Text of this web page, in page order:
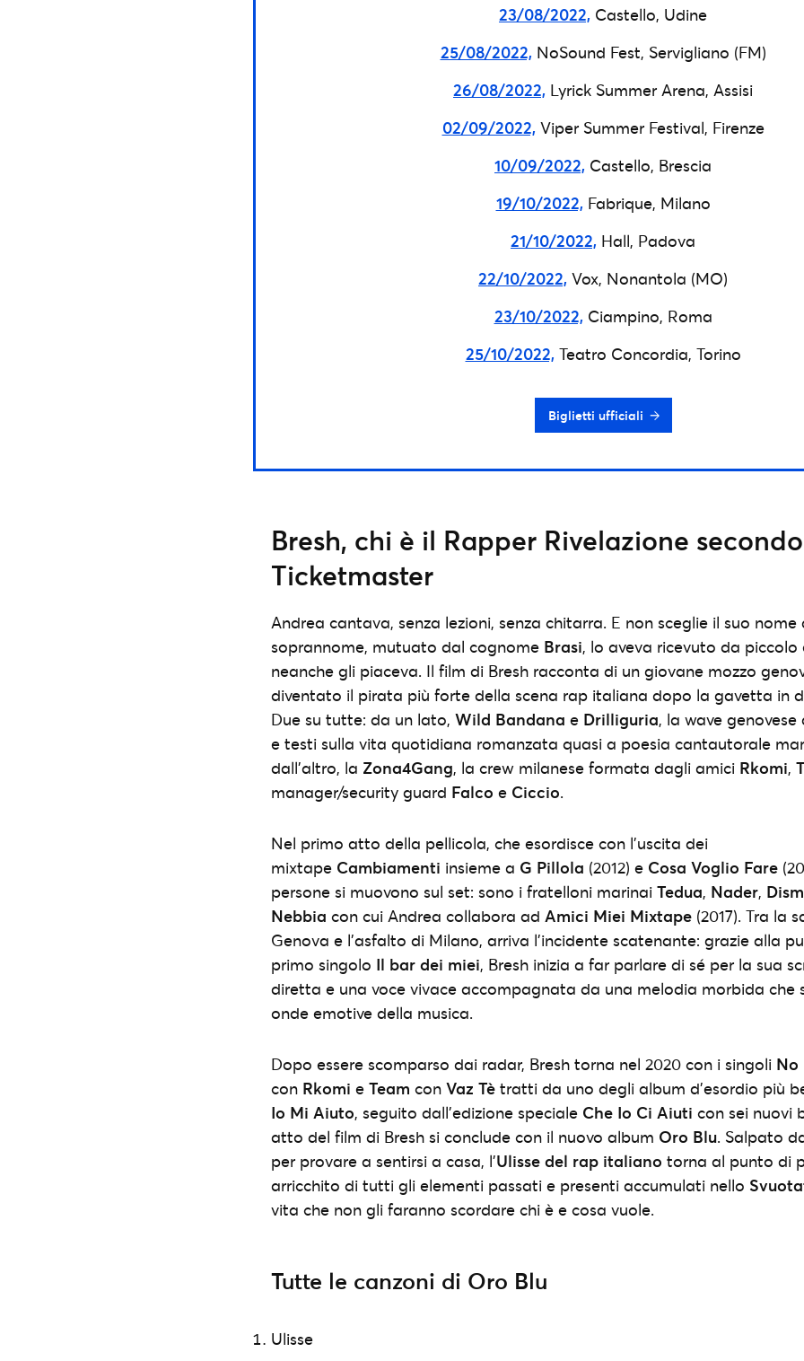
23/08/2022, Castello, Udine
25/08/2022, NoSound Fest, Servigliano (FM)
26/08/2022, Lyrick Summer Arena, Assisi
02/09/2022, Viper Summer Festival, Firenze
10/09/2022, Castello, Brescia
19/10/2022, Fabrique, Milano
21/10/2022, Hall, Padova
22/10/2022, Vox, Nonantola (MO)
23/10/2022, Ciampino, Roma
25/10/2022, Teatro Concordia, Torino
Biglietti ufficiali
Bresh, chi è il Rapper Rivelazione secondo
Ticketmaster
Andrea cantava, senza lezioni, senza chitarra. E non sceglie il suo nome
soprannome, mutuato dal cognome Brasi, lo aveva ricevuto da piccolo
neanche gli piaceva. Il film di Bresh racconta di un giovane mozzo
diventato il pirata più forte della scena rap italiana dopo la gavetta in
Due su tutte: da un lato, Wild Bandana e Drilliguria, la wave
e testi sulla vita quotidiana romanzata quasi a poesia cantautorale
dall’altro, la Zona4Gang, la crew milanese formata dagli amici Rkomi,
manager/security guard Falco e Ciccio.
Nel primo atto della pellicola, che esordisce con l’uscita dei
mixtape Cambiamenti insieme a G Pillola (2012) e Cosa Voglio Fare
persone si muovono sul set: sono i fratelloni marinai Tedua, Nader,
Nebbia con cui Andrea collabora ad Amici Miei Mixtape (2017). Tra la
Genova e l’asfalto di Milano, arriva l’incidente scatenante: grazie alla
primo singolo Il bar dei miei, Bresh inizia a far parlare di sé per la sua
diretta e una voce vivace accompagnata da una melodia morbida che
onde emotive della musica.
Dopo essere scomparso dai radar, Bresh torna nel 2020 con i singoli No
con Rkomi e Team con Vaz Tè tratti da uno degli album d’esordio più
Io Mi Aiuto, seguito dall’edizione speciale Che Io Ci Aiuti con sei nuovi
atto del film di Bresh si conclude con il nuovo album Oro Blu. Salpato
per provare a sentirsi a casa, l’Ulisse del rap italiano torna al punto di
arricchito di tutti gli elementi passati e presenti accumulati nello
vita che non gli faranno scordare chi è e cosa vuole.
Tutte le canzoni di Oro Blu
Ulisse